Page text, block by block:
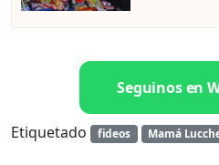
Seguinos en
Etiquetado fideos Mamá